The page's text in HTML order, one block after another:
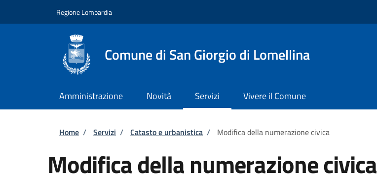
Regione Lombardia
Comune di San Giorgio di Lomellina
Amministrazione Novità Servizi Vivere il Comune
Briciole di pane
Home / Servizi / Catasto e urbanistica / Modifica della numerazione civica
Modifica della numerazione civica